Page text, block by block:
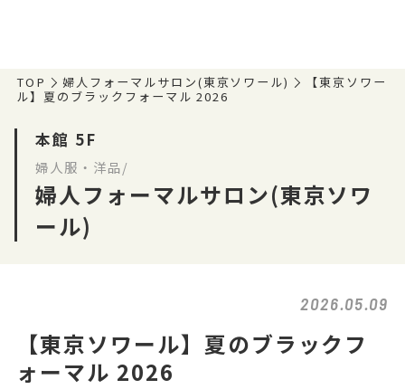
TOP 婦人フォーマルサロン(東京ソワール)
【東京ソワー
ル】夏のブラックフォーマル 2026
本館 5F
婦人服・洋品/
婦人フォーマルサロン(東京ソワ
ール)
2026.05.09
【東京ソワール】夏のブラックフ
ォーマル 2026